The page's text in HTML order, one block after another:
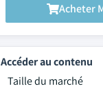
Acheter
Accéder au contenu
Taille du marché